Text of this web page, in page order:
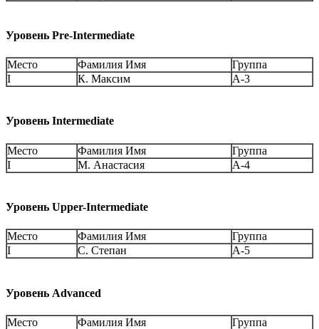
Уровень Pre-Intermediate
Место Фамилия Имя
Группа
I
К. Максим А-3
Уровень Intermediate
Место Фамилия Имя
Группа
I
М. Анастасия А-4
Уровень Upper-Intermediate
Место Фамилия Имя
Группа
I
С. Степан А-5
Уровень Advanced
Место Фамилия Имя
Группа